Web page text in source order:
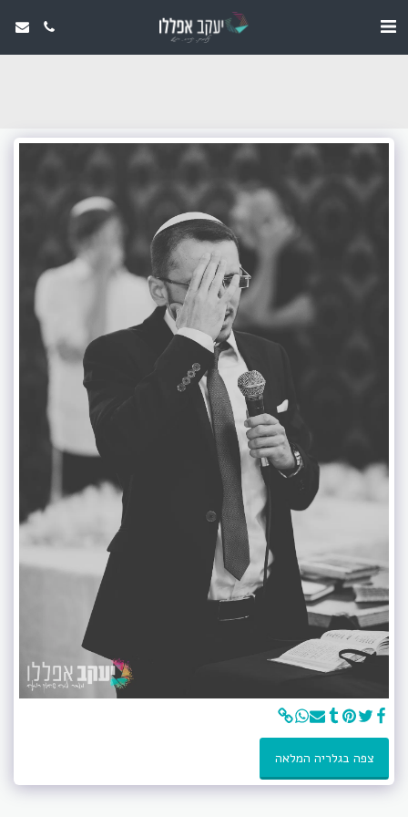
צפה בגלריה המלאה